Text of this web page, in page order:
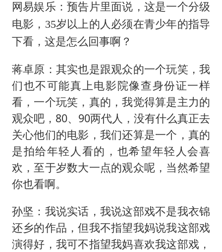
网易娱乐：预告片里面说，这是一个分级
电影，35岁以上的人必须在青少年的指导
下看，这是怎么回事啊？
蒋卓原：其实也是跟观众的一个玩笑，我
们也不可能真上电影院像查身份证一样
看，一个玩笑，真的，我觉得算是主力的
观众吧，80、90两代人，没有什么真正去
关心他们的电影，我们还算是一个，真的
是拍给年轻人看的，也希望年轻人会喜
欢，至于岁数大一点的观众呢，当然希望
你也看啊。
孙坚：我说实话，我说这部戏不是我衣锦
还乡的作品，但我不指望我妈说我这部戏
演得好，我可不指望我妈喜欢我这部戏，